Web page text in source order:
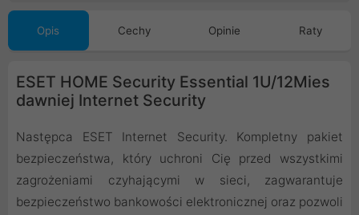
Opis Cechy Opinie Raty
ESET HOME Security Essential 1U/12Mies
dawniej Internet Security
Następca ESET Internet Security. Kompletny pakiet
bezpieczeństwa, który uchroni Cię przed wszystkimi
zagrożeniami czyhającymi w sieci, zagwarantuje
bezpieczeństwo bankowości elektronicznej oraz pozwoli